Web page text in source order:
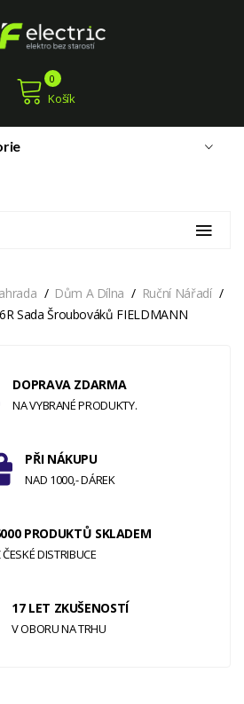
Košík
0
Dům A Dílna
Ruční Nářadí
Sada Šroubováků FIELDMANN
DOPRAVA ZDARMA
NA VYBRANÉ PRODUKTY.
PŘI NÁKUPU
NAD 1000,- DÁREK
PRODUKTŮ SKLADEM
ČESKÉ DISTRIBUCE
17 LET ZKUŠENOSTÍ
V OBORU NA TRHU